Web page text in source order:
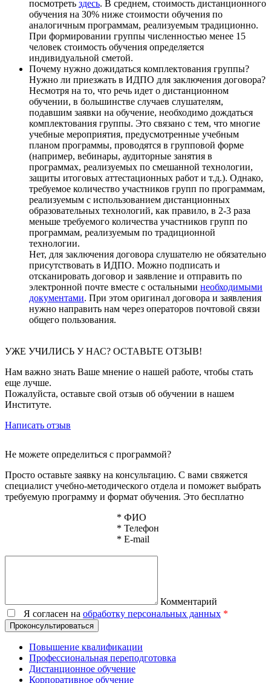
посмотреть здесь. В среднем, стоимость дистанционного
обучения на 30% ниже стоимости обучения по
аналогичным программам, реализуемым традиционно.
При формировании группы численностью менее 15
человек стоимость обучения определяется
индивидуальной сметой.
Почему нужно дожидаться комплектования группы?
Нужно ли приезжать в ИДПО для заключения договора?
Несмотря на то, что речь идет о дистанционном
обучении, в большинстве случаев слушателям,
подавшим заявки на обучение, необходимо дождаться
комплектования группы. Это связано с тем, что многие
учебные мероприятия, предусмотренные учебным
планом программы, проводятся в групповой форме
(например, вебинары, аудиторные занятия в
программах, реализуемых по смешанной технологии,
защиты итоговых аттестационных работ и т.д.). Однако,
требуемое количество участников групп по программам,
реализуемым с использованием дистанционных
образовательных технологий, как правило, в 2-3 раза
меньше требуемого количества участников групп по
программам, реализуемым по традиционной
технологии.
Нет, для заключения договора слушателю не обязательно
присутствовать в ИДПО. Можно подписать и
отсканировать договор и заявление и отправить по
электронной почте вместе с остальными необходимыми
документами. При этом оригинал договора и заявления
нужно направить нам через операторов почтовой связи
общего пользования.
УЖЕ УЧИЛИСЬ У НАС? ОСТАВЬТЕ ОТЗЫВ!
Нам важно знать Ваше мнение о нашей работе, чтобы стать
еще лучше.
Пожалуйста, оставьте свой отзыв об обучении в нашем
Институте.
Написать отзыв
Не можете определиться с программой?
Просто оставьте заявку на консультацию. С вами свяжется
специалист учебно-методического отдела и поможет выбрать
требуемую программу и формат обучения. Это бесплатно
* ФИО
* Телефон
* E-mail
Комментарий
Я согласен на обработку персональных данных *
Проконсультироваться
Повышение квалификации
Профессиональная переподготовка
Дистанционное обучение
Корпоративное обучение